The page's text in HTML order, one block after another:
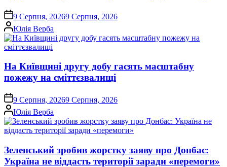
on9 Серпня, 20269 Серпня, 2026
Опубліковано
Юлія Верба
На Київщині другу добу гасять масштабну
пожежу на сміттєзвалищі
on9 Серпня, 20269 Серпня, 2026
Опубліковано
Юлія Верба
Зеленський зробив жорстку заяву про Донбас:
Україна не віддасть території заради «перемоги»